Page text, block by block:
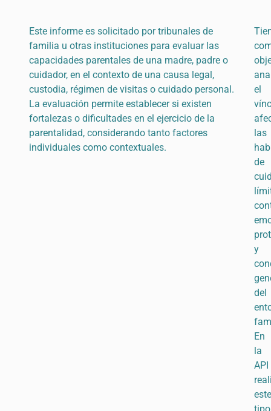
Este informe es solicitado por tribunales de
familia u otras instituciones para evaluar las
capacidades parentales de una madre, padre o
cuidador, en el contexto de una causa legal,
custodia, régimen de visitas o cuidado personal.
La evaluación permite establecer si existen
fortalezas o dificultades en el ejercicio de la
parentalidad, considerando tanto factores
individuales como contextuales.
el
las
de
y
del
En
la
API
este